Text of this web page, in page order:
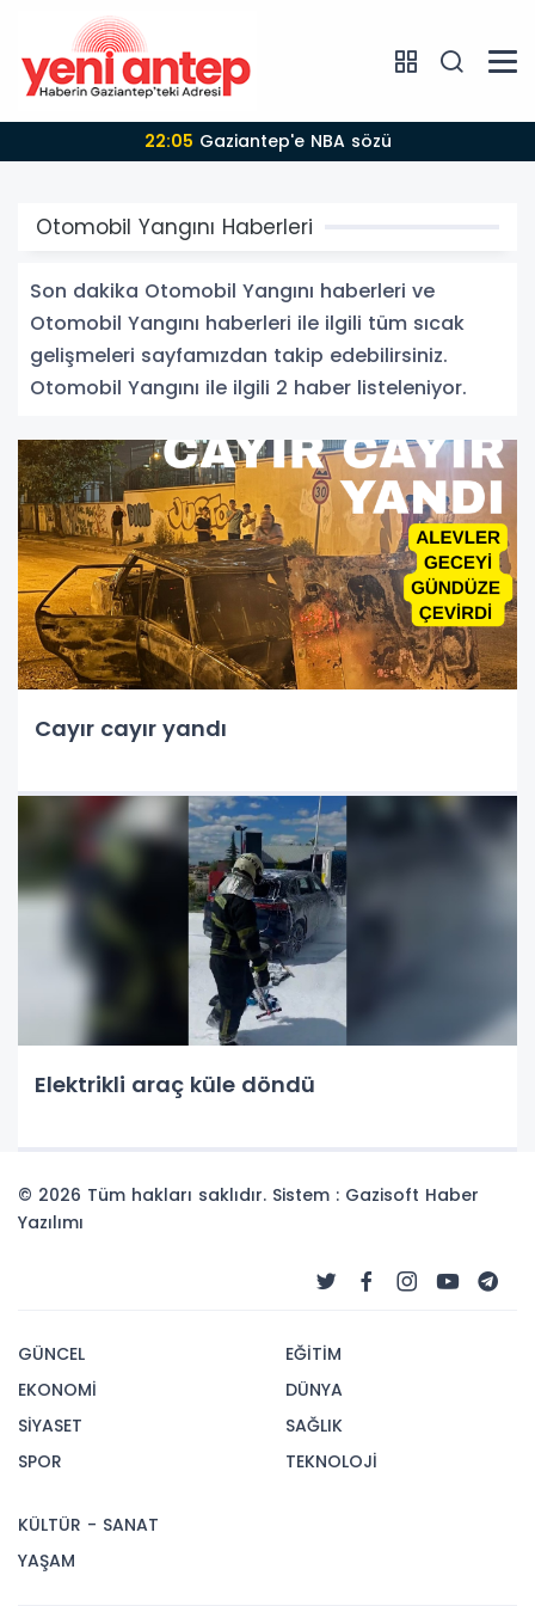
22:05 Gaziantep'e NBA sözü
Otomobil Yangını Haberleri
Son dakika Otomobil Yangını haberleri ve
Otomobil Yangını haberleri ile ilgili tüm sıcak
gelişmeleri sayfamızdan takip edebilirsiniz.
Otomobil Yangını ile ilgili 2 haber listeleniyor.
Cayır cayır yandı
Elektrikli araç küle döndü
© 2026 Tüm hakları saklıdır. Sistem : Gazisoft Haber
Yazılımı
GÜNCEL
EKONOMİ
SİYASET
SPOR
EĞİTİM
DÜNYA
SAĞLIK
TEKNOLOJİ
KÜLTÜR - SANAT
YAŞAM